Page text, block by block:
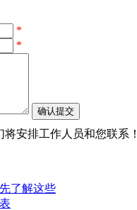
*
*
安排工作人员和您联系！
了解这些